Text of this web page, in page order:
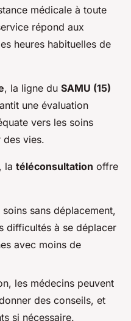
médicale à toute
répond aux
heures habituelles de
, la ligne du SAMU (15)
une évaluation
vers les soins
des vies.
la téléconsultation offre
sans déplacement,
difficultés à se déplacer
avec moins de
les médecins peuvent
des conseils, et
si nécessaire.